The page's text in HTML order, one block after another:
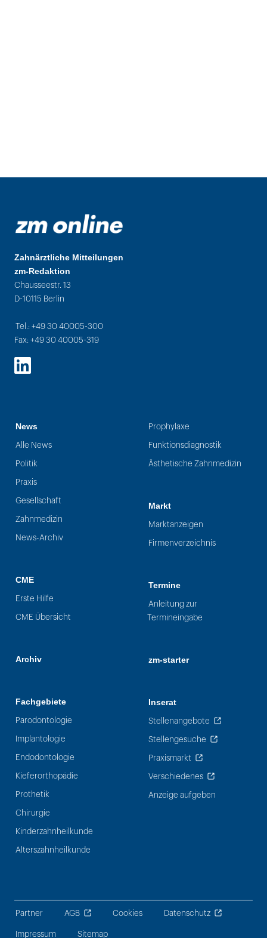
Zahnärztliche Mitteilungen
zm-Redaktion
Chausseestr. 13
D-10115 Berlin
Tel.: +49 30 40005-300
Fax: +49 30 40005-319
LinkedIn
News
Alle News
Politik
Praxis
Gesellschaft
Zahnmedizin
News-Archiv
CME
Erste Hilfe
CME Übersicht
Archiv
Fachgebiete
Parodontologie
Implantologie
Endodontologie
Kieferorthopädie
Prothetik
Chirurgie
Kinderzahnheilkunde
Alterszahnheilkunde
Prophylaxe
Funktionsdiagnostik
Ästhetische Zahnmedizin
Markt
Marktanzeigen
Firmenverzeichnis
Termine
Anleitung zur
Termineingabe
zm-starter
Inserat
Stellenangebote
Stellengesuche
Praxismarkt
Verschiedenes
Anzeige aufgeben
Partner AGB Cookies Datenschutz
Impressum Sitemap